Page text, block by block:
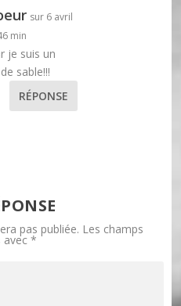
sur 6 avril
min
je suis un
sable!!!
RÉPONSE
pas publiée. Les champs
avec*